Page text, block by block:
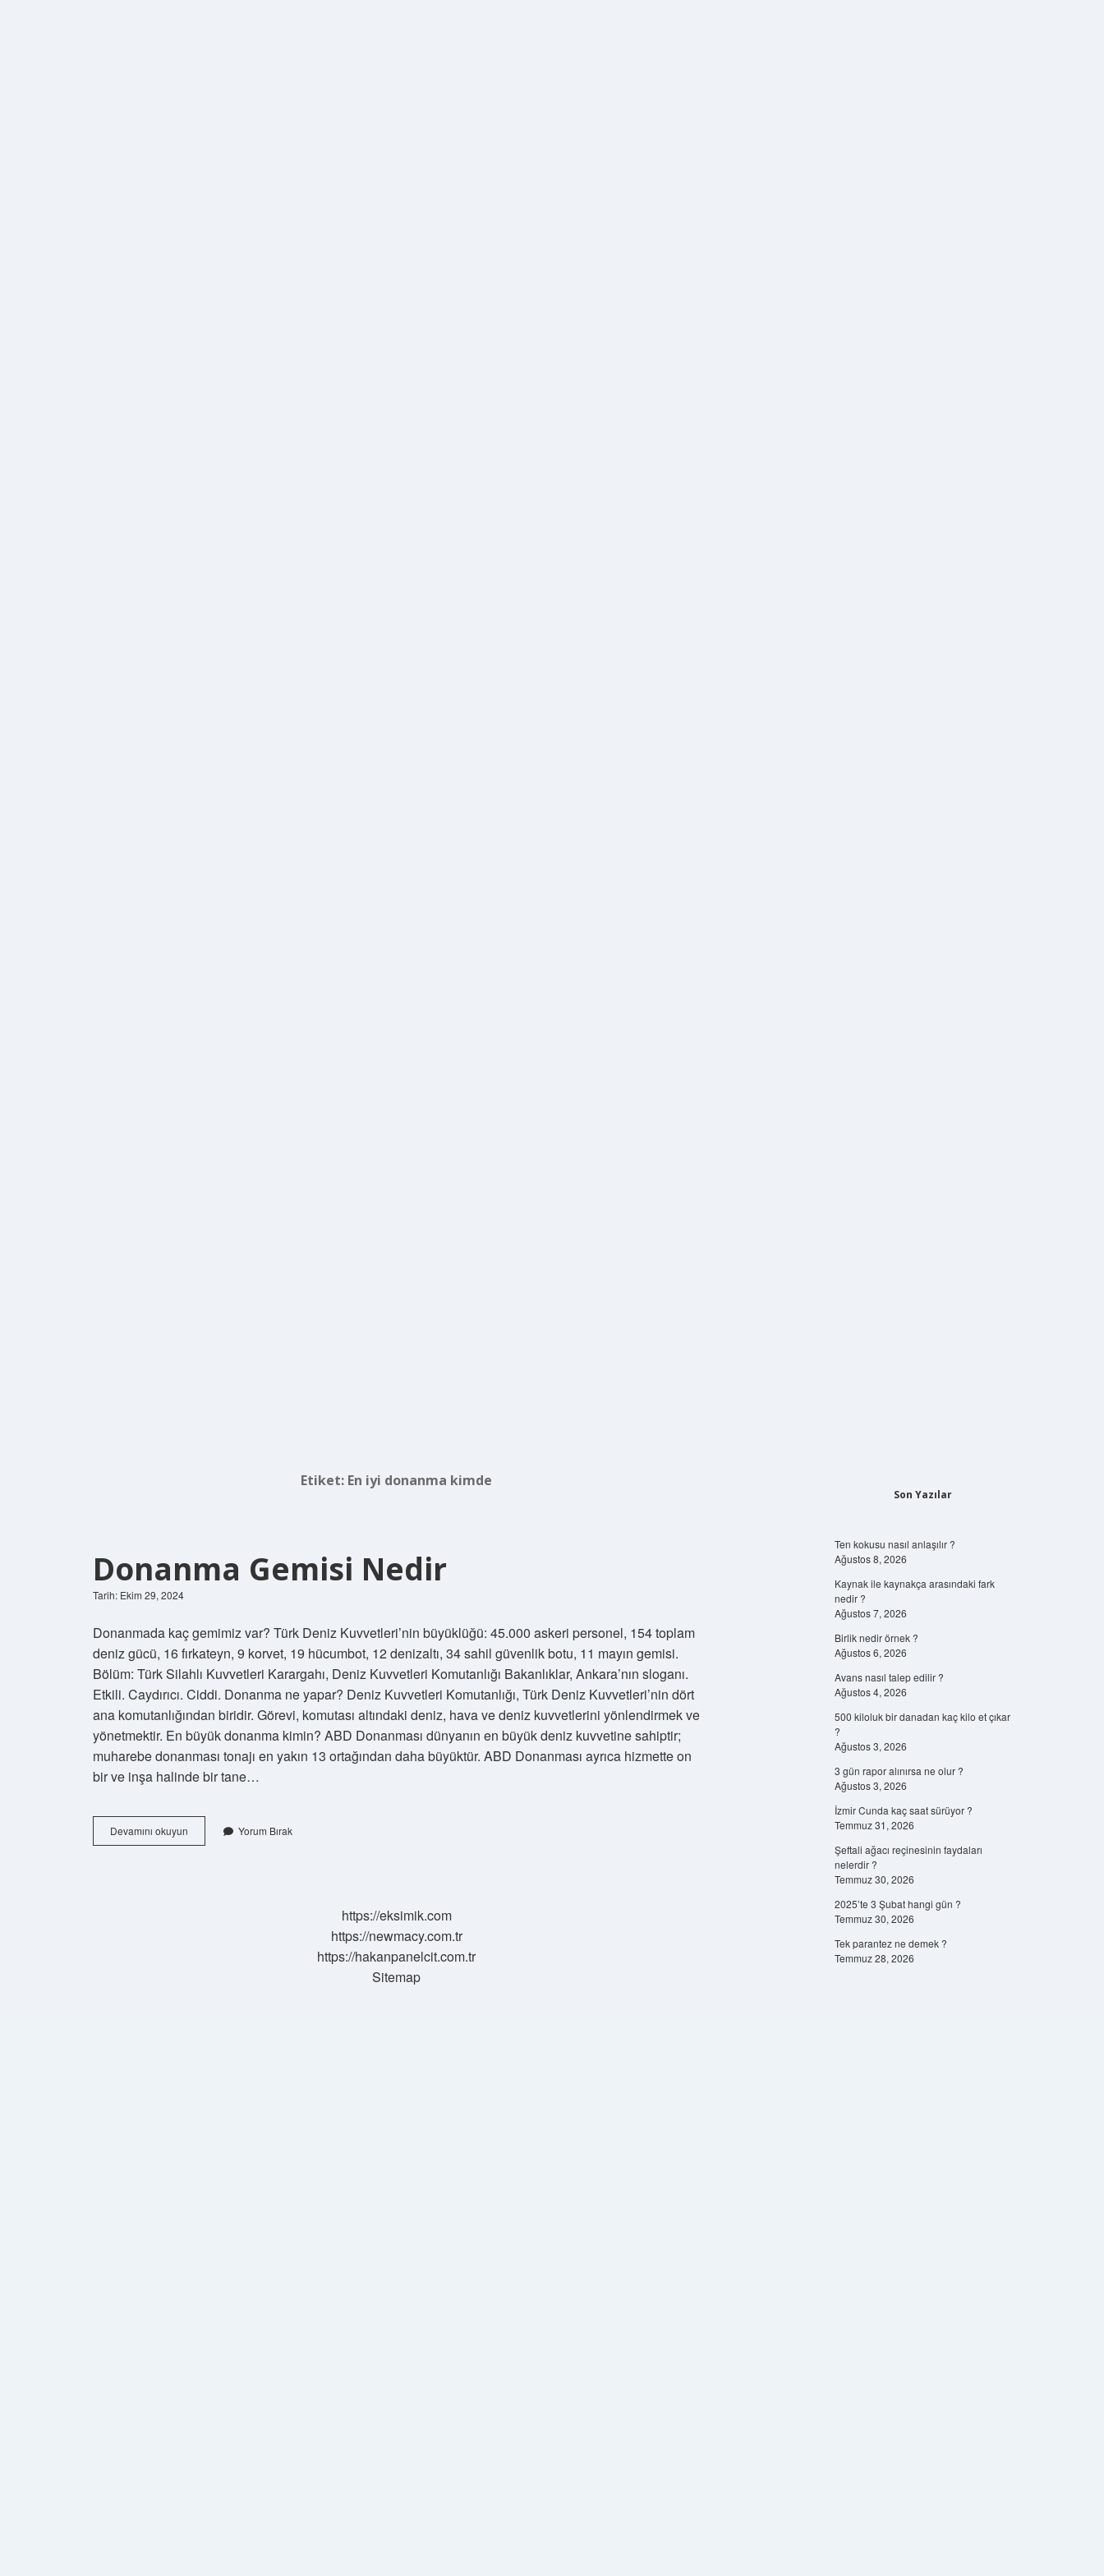
Etiket: En iyi donanma kimde
Donanma Gemisi Nedir
Tarih: Ekim 29, 2024
Donanmada kaç gemimiz var? Türk Deniz Kuvvetleri’nin büyüklüğü: 45.000 askeri personel, 154 toplam
deniz gücü, 16 fırkateyn, 9 korvet, 19 hücumbot, 12 denizaltı, 34 sahil güvenlik botu, 11 mayın gemisi.
Bölüm: Türk Silahlı Kuvvetleri Karargahı, Deniz Kuvvetleri Komutanlığı Bakanlıklar, Ankara’nın sloganı.
Etkili. Caydırıcı. Ciddi. Donanma ne yapar? Deniz Kuvvetleri Komutanlığı, Türk Deniz Kuvvetleri’nin dört
ana komutanlığından biridir. Görevi, komutası altındaki deniz, hava ve deniz kuvvetlerini yönlendirmek ve
yönetmektir. En büyük donanma kimin? ABD Donanması dünyanın en büyük deniz kuvvetine sahiptir;
muharebe donanması tonajı en yakın 13 ortağından daha büyüktür. ABD Donanması ayrıca hizmette on
bir ve inşa halinde bir tane…
Devamını okuyun Donanma
Gemisi
Yorum Bırak
https://eksimik.com
https://newmacy.com.tr
https://hakanpanelcit.com.tr
Sitemap
Son Yazılar
Ten kokusu nasıl anlaşılır ?
Ağustos 8, 2026
Kaynak ile kaynakça arasındaki fark
nedir ?
Ağustos 7, 2026
Birlik nedir örnek ?
Ağustos 6, 2026
Avans nasıl talep edilir ?
Ağustos 4, 2026
500 kiloluk bir danadan kaç kilo et çıkar
?
Ağustos 3, 2026
3 gün rapor alınırsa ne olur ?
Ağustos 3, 2026
İzmir Cunda kaç saat sürüyor ?
Temmuz 31, 2026
Şeftali ağacı reçinesinin faydaları
nelerdir ?
Temmuz 30, 2026
2025’te 3 Şubat hangi gün ?
Temmuz 30, 2026
Tek parantez ne demek ?
Temmuz 28, 2026